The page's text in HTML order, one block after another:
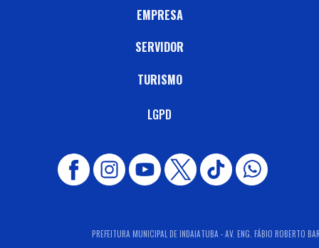
EMPRESA
SERVIDOR
TURISMO
LGPD
PREFEITURA MUNICIPAL DE INDAIATUBA - AV. ENG. FÁBIO ROBERTO